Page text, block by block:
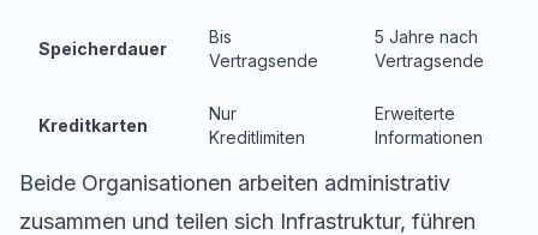
Speicherdauer
Bis
Vertragsende
5 Jahre nach
Vertragsende
Kreditkarten
Nur
Kreditlimiten
Erweiterte
Informationen
Beide Organisationen arbeiten administrativ
zusammen und teilen sich Infrastruktur, führen